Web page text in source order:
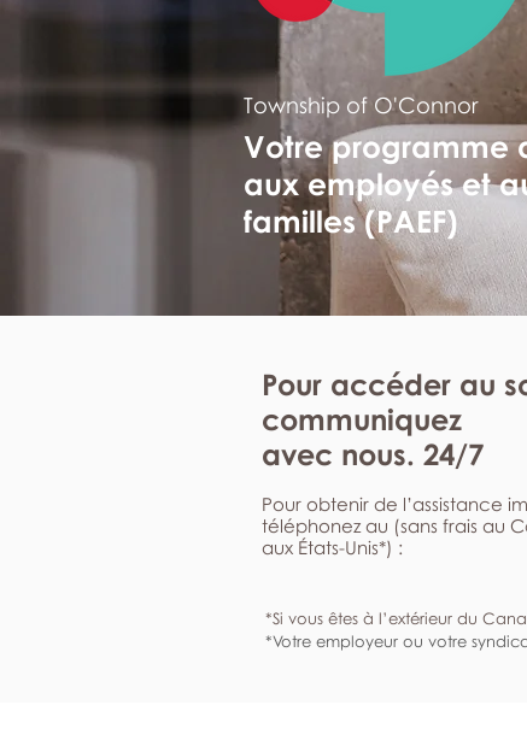
Township of O'Connor
Votre programme
aux employés et
familles (PAEF)
Pour accéder au
communiquez
avec nous. 24/7
Pour obtenir de l’assistance
téléphonez au (sans frais au
aux États-Unis*) :
*Si vous êtes à l’extérieur du
*Votre employeur ou votre